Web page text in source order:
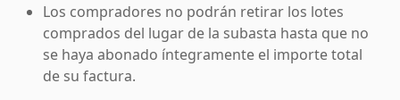
Los compradores no podrán retirar los lotes
comprados del lugar de la subasta hasta que no
se haya abonado íntegramente el importe total
de su factura.